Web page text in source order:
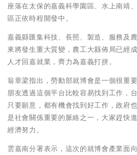
座落在太保的嘉義科學園區、水上南靖
區正依時程開發中。
嘉義縣匯集科技、長照、製造、服務及
來將發生重大質變，農工大縣佈局已經
人才回嘉就業，齊力為嘉義打拼。
翁章梁指出，勞動部就博會是一個很重
朋友透過這個平台比較容易找到工作，
只要願意，都有機會找到好工作，政府
是社會關係重要的脈絡之一，大家趕快
經濟努力。
雲嘉南分署表示，這次的就博會產業面